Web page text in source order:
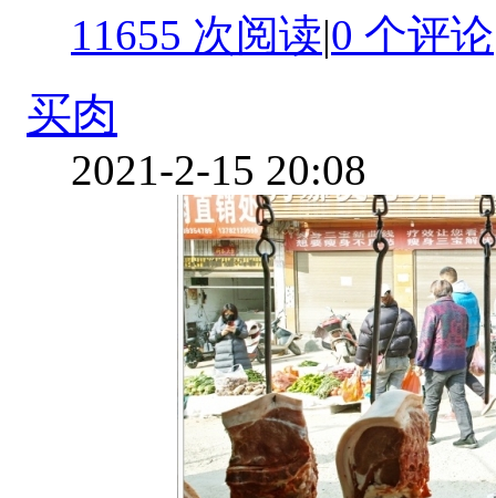
11655 次阅读|0 个评论
买肉
2021-2-15 20:08